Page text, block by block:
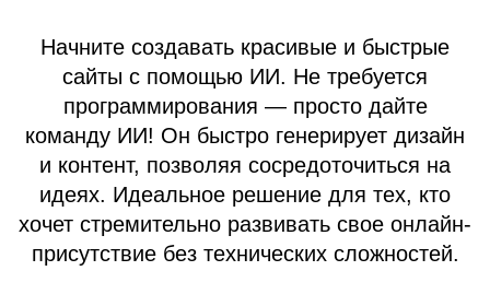
Начните создавать красивые и быстрые
сайты с помощью ИИ. Не требуется
программирования — просто дайте
команду ИИ! Он быстро генерирует дизайн
и контент, позволяя сосредоточиться на
идеях. Идеальное решение для тех, кто
хочет стремительно развивать свое онлайн-
присутствие без технических сложностей.